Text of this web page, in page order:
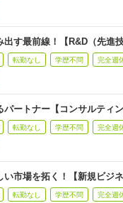
す最前線！【R&D（先進
転勤なし 学歴不問 完全週
ートナー【コンサルティン
転勤なし 学歴不問 完全週
市場を拓く！【新規ビジネ
転勤なし 学歴不問 完全週